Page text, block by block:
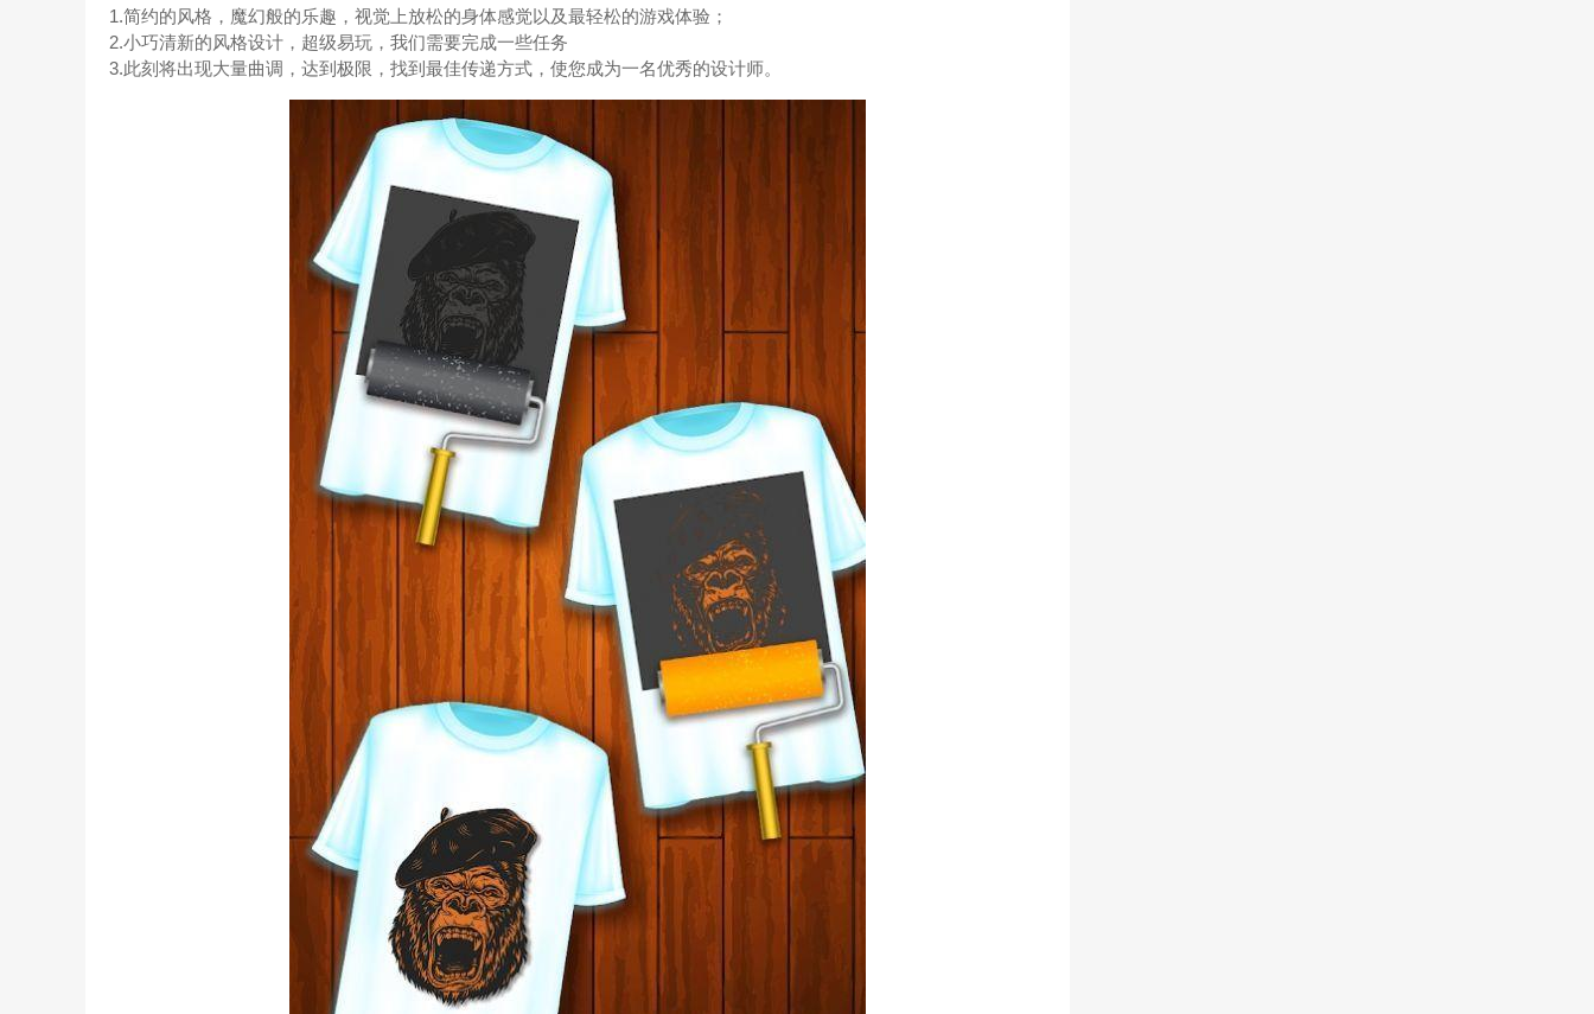
1.简约的风格，魔幻般的乐趣，视觉上放松的身体感觉以及最轻松的游戏体验；
2.小巧清新的风格设计，超级易玩，我们需要完成一些任务
3.此刻将出现大量曲调，达到极限，找到最佳传递方式，使您成为一名优秀的设计师。